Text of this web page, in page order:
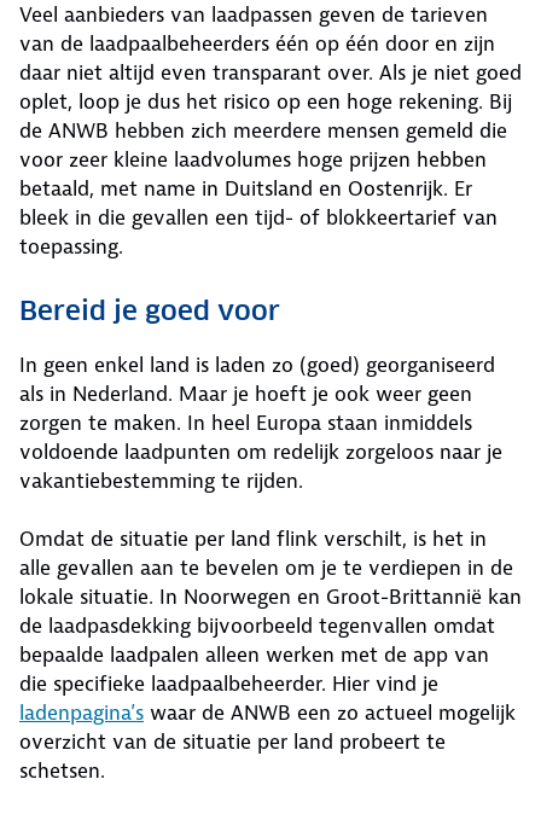
Veel aanbieders van laadpassen geven de tarieven
van de laadpaalbeheerders één op één door en zijn
daar niet altijd even transparant over. Als je niet goed
oplet, loop je dus het risico op een hoge rekening. Bij
de ANWB hebben zich meerdere mensen gemeld die
voor zeer kleine laadvolumes hoge prijzen hebben
betaald, met name in Duitsland en Oostenrijk. Er
bleek in die gevallen een tijd- of blokkeertarief van
toepassing.
Bereid je goed voor
In geen enkel land is laden zo (goed) georganiseerd
als in Nederland. Maar je hoeft je ook weer geen
zorgen te maken. In heel Europa staan inmiddels
voldoende laadpunten om redelijk zorgeloos naar je
vakantiebestemming te rijden.
Omdat de situatie per land flink verschilt, is het in
alle gevallen aan te bevelen om je te verdiepen in de
lokale situatie. In Noorwegen en Groot-Brittannië kan
de laadpasdekking bijvoorbeeld tegenvallen omdat
bepaalde laadpalen alleen werken met de app van
die specifieke laadpaalbeheerder. Hier vind je
ladenpagina’s waar de ANWB een zo actueel mogelijk
overzicht van de situatie per land probeert te
schetsen.